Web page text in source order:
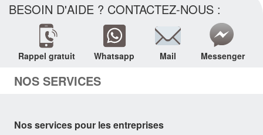
BESOIN D'AIDE ? CONTACTEZ-NOUS :
Rappel gratuit Whatsapp Mail Messenger
NOS SERVICES
Nos services pour les entreprises